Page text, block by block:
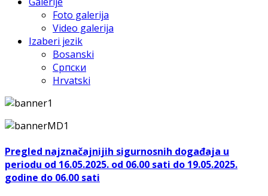
Foto galerija
Video galerija
Izaberi jezik
Bosanski
Српски
Hrvatski
Pregled najznačajnijih sigurnosnih događaja u
periodu od 16.05.2025. od 06.00 sati do 19.05.2025.
godine do 06.00 sati